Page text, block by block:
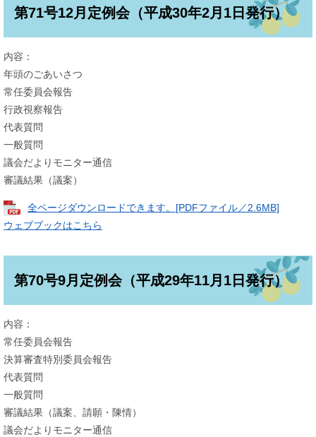
第71号12月定例会（平成30年2月1日発行）
内容：
年頭のごあいさつ
常任委員会報告
行政視察報告
代表質問
一般質問
議会だよりモニター通信
審議結果（議案）
全ページダウンロードできます。[PDFファイル／2.6MB]
ウェブブックはこちら
第70号9月定例会（平成29年11月1日発行）
内容：
常任委員会報告
決算審査特別委員会報告
代表質問
一般質問
審議結果（議案、請願・陳情）
議会だよりモニター通信